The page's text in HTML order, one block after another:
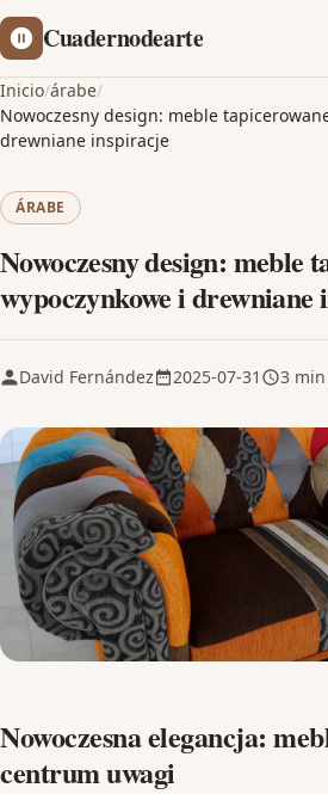
Cuadernodearte
Inicio/árabe/
Nowoczesny design: meble
drewniane inspiracje
ÁRABE
Nowoczesny design: meble
wypoczynkowe i drewniane
David Fernández 2025-07-31 3
Nowoczesna elegancja:
centrum uwagi